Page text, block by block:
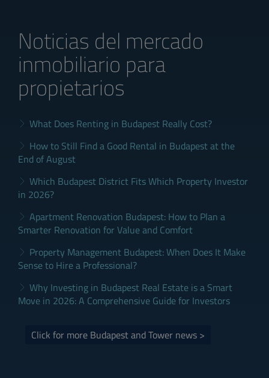
Noticias del mercado
inmobiliario para
propietarios
What Does Renting in Budapest Really Cost?
How to Still Find a Good Rental in Budapest at the
End of August
Which Budapest District Fits Which Property Investor
in 2026?
Apartment Renovation Budapest: How to Plan a
Smarter Renovation for Value and Comfort
Property Management Budapest: When Does It Make
Sense to Hire a Professional?
Why Investing in Budapest Real Estate is a Smart
Move in 2026: A Comprehensive Guide for Investors
Click for more Budapest and Tower news >